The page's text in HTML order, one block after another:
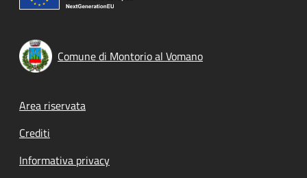
Comune di Montorio al Vomano
Footer menu
Area riservata
Crediti
Informativa privacy